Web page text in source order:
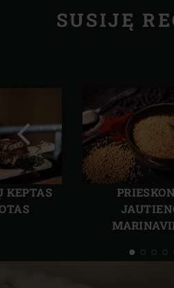
SUSIJĘ
KEPTAS
Ankstesnė
skaidrė